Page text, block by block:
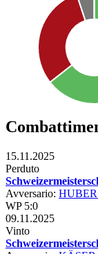
15.11.2025
Perduto
Avversario: HUBER
WP 5:0
09.11.2025
Vinto